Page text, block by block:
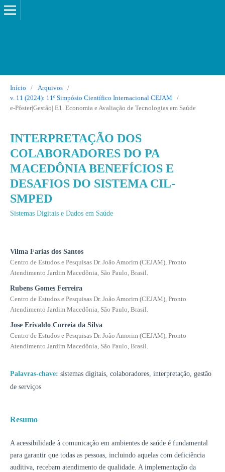
Início / Arquivos
/
v. 11 (2024): 11º Simpósio Científico Internacional CEJAM
/
e-Pôster|Gestão| E1. Economia e Avaliação de Tecnologias em Saúde
INTERPRETAÇÃO DOS
COLABORADORES DO PA
MACEDÔNIA BENEFÍCIOS E
DESAFIOS DO SISTEMA CIL-
SMPED
Sistemas Digitais e Dados em Saúde
Vilma Farias dos Santos
Centro de Estudos e Pesquisas Dr. João Amorim (CEJAM), Pronto
Atendimento Jardim Macedônia, São Paulo, Brasil.
Rubens Gomes Ferreira
Centro de Estudos e Pesquisas Dr. João Amorim (CEJAM), Pronto
Atendimento Jardim Macedônia, São Paulo, Brasil.
Jose Erivaldo Correia da Silva
Centro de Estudos e Pesquisas Dr. João Amorim (CEJAM), Pronto
Atendimento Jardim Macedônia, São Paulo, Brasil.
Palavras-chave: sistemas digitais, colaboradores, interpretação, gestão
de serviços
Resumo
A acessibilidade à comunicação em ambientes de saúde é fundamental
para garantir que todas as pessoas, incluindo aquelas com deficiência
auditiva, recebam atendimento de qualidade. A implementação da